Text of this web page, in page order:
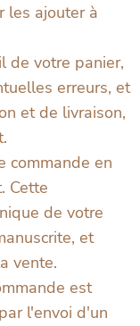
les ajouter à
de votre panier,
erreurs, et
et de livraison,
commande en
Cette
de votre
et
vente.
est
l'envoi d'un